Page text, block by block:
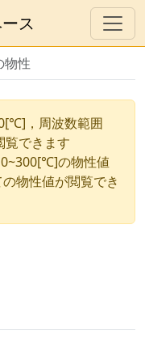
ス
物性
，周波数範囲
覧できます
の物性値
物性値が閲覧でき